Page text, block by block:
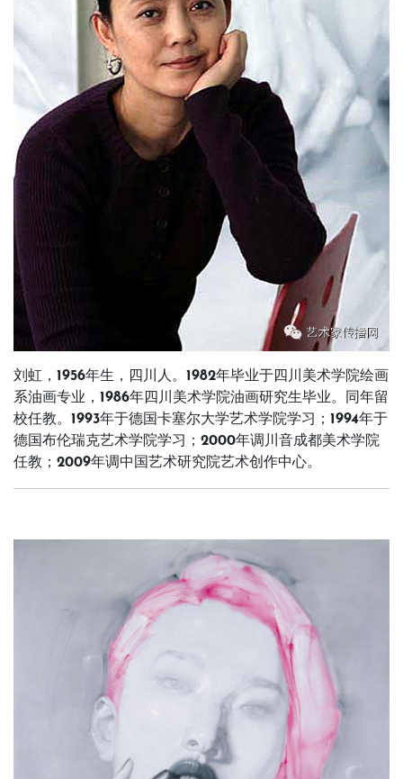
刘虹，1956年生，四川人。1982年毕业于四川美术学院绘画
系油画专业，1986年四川美术学院油画研究生毕业。同年留
校任教。1993年于德国卡塞尔大学艺术学院学习；1994年于
德国布伦瑞克艺术学院学习；2000年调川音成都美术学院
任教；2009年调中国艺术研究院艺术创作中心。